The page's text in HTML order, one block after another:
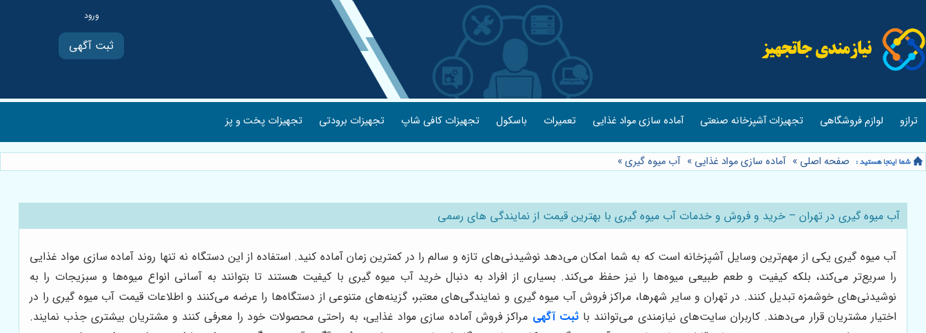
ثبت آگهی
ترازو لوازم فروشگاهی تجهیزات آشپزخانه صنعتی آماده سازی مواد غذایی تعمیرات باسکول تجهیزات کافی شاپ تجهیزات برودتی تجهیزات پخت و پز
صفحه اصلی » آماده سازی مواد غذایی » آب میوه گیری»
آب میوه گیری در تهران – خرید و فروش و خدمات آب میوه گیری با بهترین قیمت از نمایندگی های رسمی
آب میوه گیری یکی از مهم‌ترین وسایل آشپزخانه است که به شما امکان می‌دهد نوشیدنی‌های تازه و سالم را در کمترین زمان آماده کنید. استفاده از این دستگاه نه تنها روند آماده سازی مواد غذایی
را سریع‌تر می‌کند، بلکه کیفیت و طعم طبیعی میوه‌ها را نیز حفظ می‌کند. بسیاری از افراد به دنبال خرید آب میوه گیری با کیفیت هستند تا بتوانند به آسانی انواع میوه‌ها و سبزیجات را به
نوشیدنی‌های خوشمزه تبدیل کنند. در تهران و سایر شهرها، مراکز فروش آب میوه گیری و نمایندگی‌های معتبر، گزینه‌های متنوعی از دستگاه‌ها را عرضه می‌کنند و اطلاعات قیمت آب میوه گیری را در
اختیار مشتریان قرار می‌دهند. کاربران سایت‌های نیازمندی می‌توانند باثبت آگهی مراکز فروش آماده سازی مواد غذایی، به راحتی محصولات خود را معرفی کنند و مشتریان بیشتری جذب نمایند.